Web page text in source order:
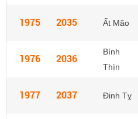
1975 2035 Ất Mão
1976 2036
Bính
Thìn
1977 2037 Đinh Tỵ